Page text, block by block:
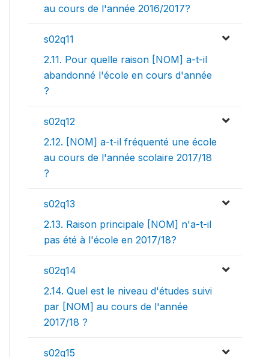
au cours de l'année 2016/2017?
s02q11
2.11. Pour quelle raison [NOM] a-t-il
abandonné l'école en cours d'année
?
s02q12
2.12. [NOM] a-t-il fréquenté une école
au cours de l'année scolaire 2017/18
?
s02q13
2.13. Raison principale [NOM] n'a-t-il
pas été à l'école en 2017/18?
s02q14
2.14. Quel est le niveau d'études suivi
par [NOM] au cours de l'année
2017/18 ?
s02q15